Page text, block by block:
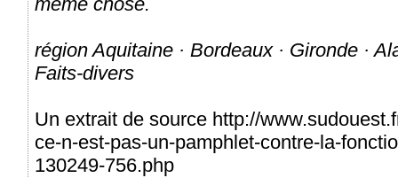
région Aquitaine · Bordeaux · Gironde ·
Faits-divers
Un extrait de source http://
ce-n-est-pas-un-pamphlet-contre-la-
130249-756.php